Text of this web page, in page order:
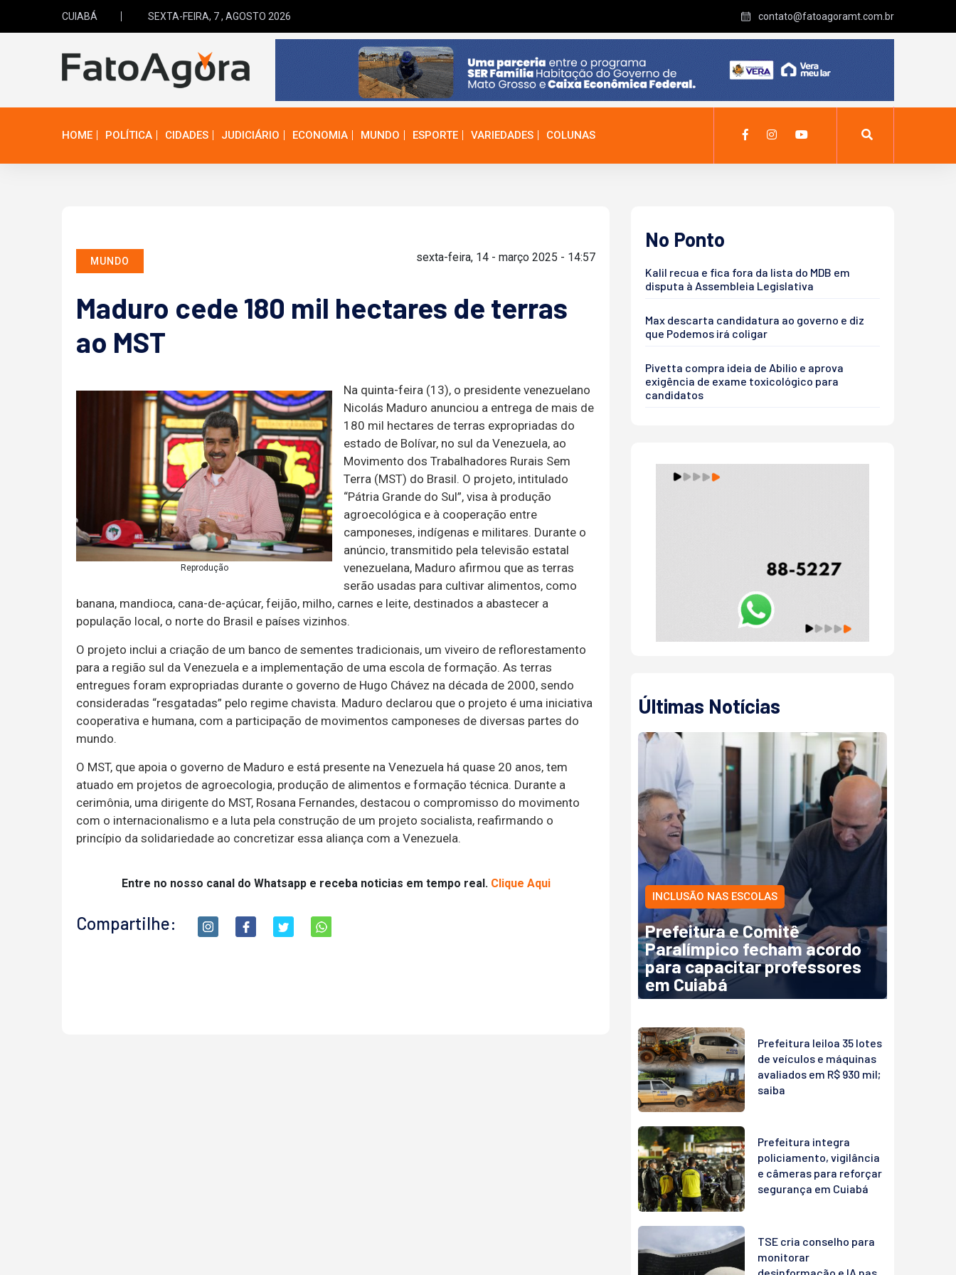
CUIABÁ SEXTA-FEIRA, 7 , AGOSTO 2026 contato@fatoagoramt.com.br
HOME POLÍTICA CIDADES JUDICIÁRIO ECONOMIA MUNDO ESPORTE VARIEDADES COLUNAS
MUNDO sexta-feira, 14 - março 2025 - 14:57
Maduro cede 180 mil hectares de terras
ao MST
Reprodução
Na quinta-feira (13), o presidente venezuelano
Nicolás Maduro anunciou a entrega de mais de
180 mil hectares de terras expropriadas do
estado de Bolívar, no sul da Venezuela, ao
Movimento dos Trabalhadores Rurais Sem
Terra (MST) do Brasil. O projeto, intitulado
“Pátria Grande do Sul”, visa à produção
agroecológica e à cooperação entre
camponeses, indígenas e militares. Durante o
anúncio, transmitido pela televisão estatal
venezuelana, Maduro afirmou que as terras
serão usadas para cultivar alimentos, como
banana, mandioca, cana-de-açúcar, feijão, milho, carnes e leite, destinados a abastecer a
população local, o norte do Brasil e países vizinhos.
O projeto inclui a criação de um banco de sementes tradicionais, um viveiro de reflorestamento
para a região sul da Venezuela e a implementação de uma escola de formação. As terras
entregues foram expropriadas durante o governo de Hugo Chávez na década de 2000, sendo
consideradas “resgatadas” pelo regime chavista. Maduro declarou que o projeto é uma iniciativa
cooperativa e humana, com a participação de movimentos camponeses de diversas partes do
mundo.
O MST, que apoia o governo de Maduro e está presente na Venezuela há quase 20 anos, tem
atuado em projetos de agroecologia, produção de alimentos e formação técnica. Durante a
cerimônia, uma dirigente do MST, Rosana Fernandes, destacou o compromisso do movimento
com o internacionalismo e a luta pela construção de um projeto socialista, reafirmando o
princípio da solidariedade ao concretizar essa aliança com a Venezuela.
Entre no nosso canal do Whatsapp e receba noticias em tempo real. Clique Aqui
Compartilhe:
No Ponto
Kalil recua e fica fora da lista do MDB em
disputa à Assembleia Legislativa
Max descarta candidatura ao governo e diz
que Podemos irá coligar
Pivetta compra ideia de Abilio e aprova
exigência de exame toxicológico para
candidatos
Últimas Notícias
INCLUSÃO NAS ESCOLAS
Prefeitura e Comitê
Paralímpico fecham acordo
para capacitar professores
em Cuiabá
Prefeitura leiloa 35 lotes
de veículos e máquinas
avaliados em R$ 930 mil;
saiba
Prefeitura integra
policiamento, vigilância
e câmeras para reforçar
segurança em Cuiabá
TSE cria conselho para
monitorar